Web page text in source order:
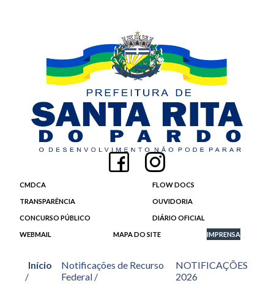
CMDCA FLOW DOCS
TRANSPARÊNCIA OUVIDORIA
CONCURSO PÚBLICO DIÁRIO OFICIAL
WEBMAIL MAPA DO SITE IMPRENSA
Início
/
Notificações de Recurso
Federal /
NOTIFICAÇÕES
2026